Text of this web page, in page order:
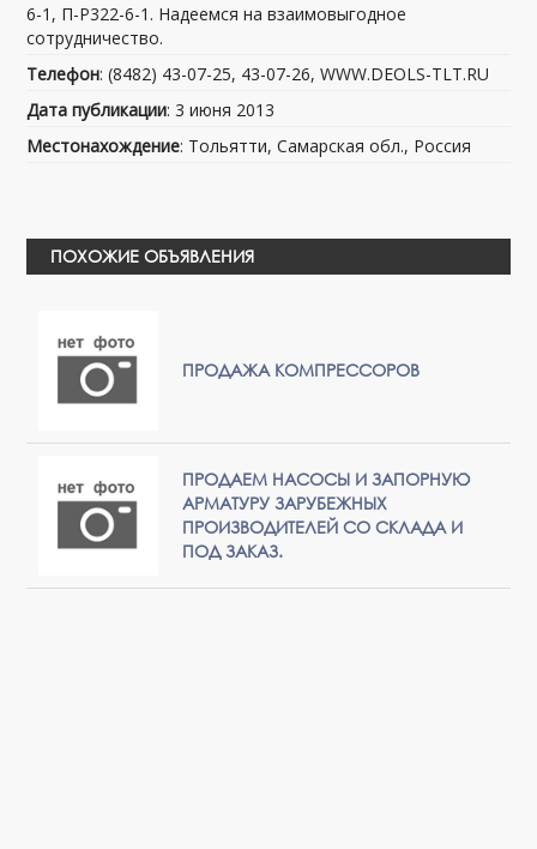
6-1, П-Р322-6-1. Надеемся на взаимовыгодное
сотрудничество.
Телефон: (8482) 43-07-25, 43-07-26, WWW.DEOLS-TLT.RU
Дата публикации: 3 июня 2013
Местонахождение: Тольятти, Самарская обл., Россия
ПОХОЖИЕ ОБЪЯВЛЕНИЯ
ПРОДАЖА КОМПРЕССОРОВ
ПРОДАЕМ НАСОСЫ И ЗАПОРНУЮ
АРМАТУРУ ЗАРУБЕЖНЫХ
ПРОИЗВОДИТЕЛЕЙ СО СКЛАДА И
ПОД ЗАКАЗ.